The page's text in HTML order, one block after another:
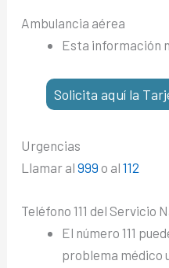
Ambulancia aérea
Esta información
Solicita aquí la
Urgencias
Llamar al 999 o al 112
Teléfono 111 del Servicio
El número 111
problema médico